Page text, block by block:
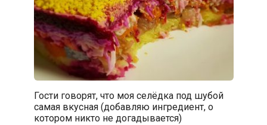
Гости говорят, что моя селёдка под шубой
самая вкусная (добавляю ингредиент, о
котором никто не догадывается)